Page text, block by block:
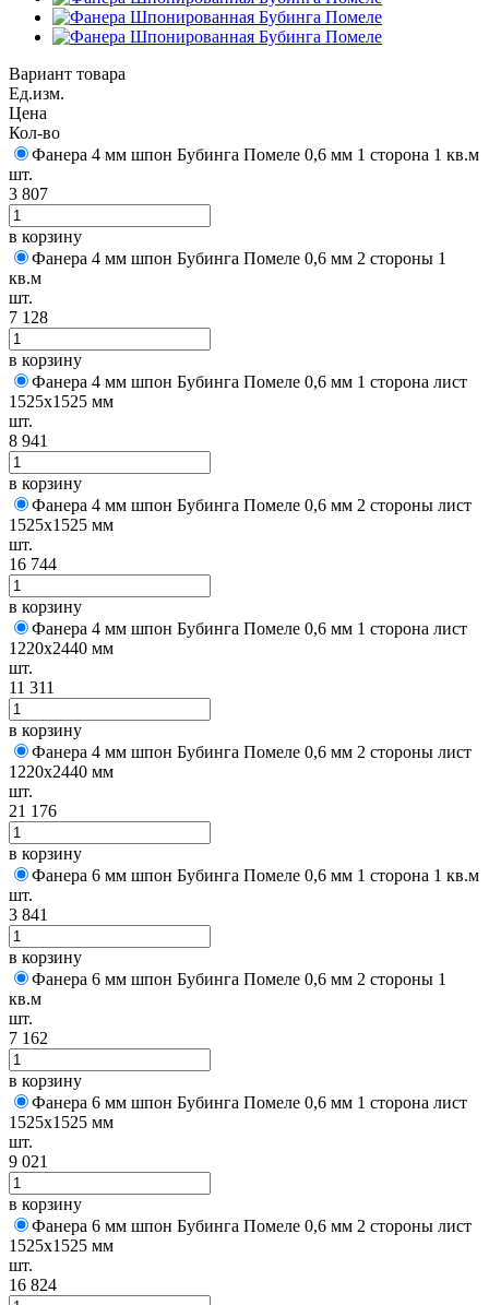
Вариант товара
Ед.изм.
Цена
Кол-во
Фанера 4 мм шпон Бубинга Помеле 0,6 мм 1 сторона 1 кв.м
шт.
3 807
в корзину
Фанера 4 мм шпон Бубинга Помеле 0,6 мм 2 стороны 1
кв.м
шт.
7 128
в корзину
Фанера 4 мм шпон Бубинга Помеле 0,6 мм 1 сторона лист
1525х1525 мм
шт.
8 941
в корзину
Фанера 4 мм шпон Бубинга Помеле 0,6 мм 2 стороны лист
1525х1525 мм
шт.
16 744
в корзину
Фанера 4 мм шпон Бубинга Помеле 0,6 мм 1 сторона лист
1220х2440 мм
шт.
11 311
в корзину
Фанера 4 мм шпон Бубинга Помеле 0,6 мм 2 стороны лист
1220х2440 мм
шт.
21 176
в корзину
Фанера 6 мм шпон Бубинга Помеле 0,6 мм 1 сторона 1 кв.м
шт.
3 841
в корзину
Фанера 6 мм шпон Бубинга Помеле 0,6 мм 2 стороны 1
кв.м
шт.
7 162
в корзину
Фанера 6 мм шпон Бубинга Помеле 0,6 мм 1 сторона лист
1525х1525 мм
шт.
9 021
в корзину
Фанера 6 мм шпон Бубинга Помеле 0,6 мм 2 стороны лист
1525х1525 мм
шт.
16 824